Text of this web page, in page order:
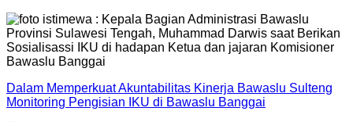
Dalam Memperkuat Akuntabilitas Kinerja Bawaslu Sulteng
Monitoring Pengisian IKU di Bawaslu Banggai